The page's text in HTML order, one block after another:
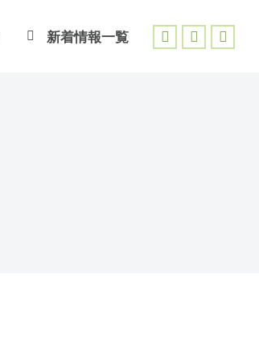
新着情報一覧
Facebook
X